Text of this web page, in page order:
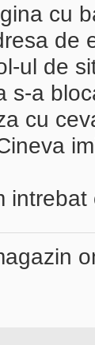
cu
de
ul de
s-a
cu